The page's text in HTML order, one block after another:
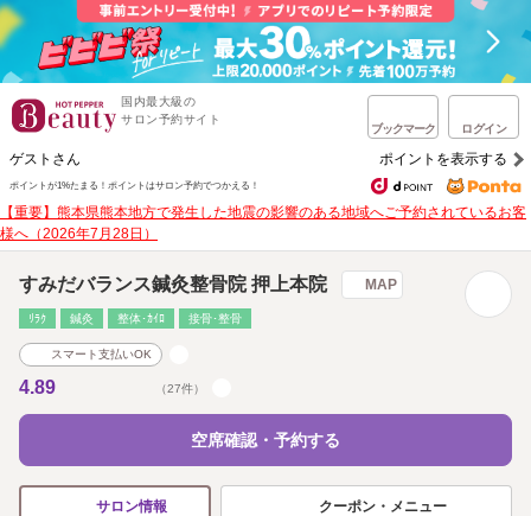
国内最大級の
サロン予約サイト
ブックマーク ログイン
ゲストさん ポイントを表示する
ポイントが1%たまる！ ポイントはサロン予約でつかえる！
【重要】熊本県熊本地方で発生した地震の影響のある地域へご予約されているお客
様へ（2026年7月28日）
すみだバランス鍼灸整骨院 押上本院 MAP
ﾘﾗｸ 鍼灸 整体･ｶｲﾛ 接骨･整骨
スマート支払いOK
4.89 （27件）
空席確認・予約する
サロン情報 クーポン・メニュー